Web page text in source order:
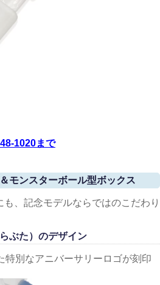
1020まで
モンスターボール型ボックス
、記念モデルならではのこだわり
ぶた）のデザイン
特別なアニバーサリーロゴが刻印